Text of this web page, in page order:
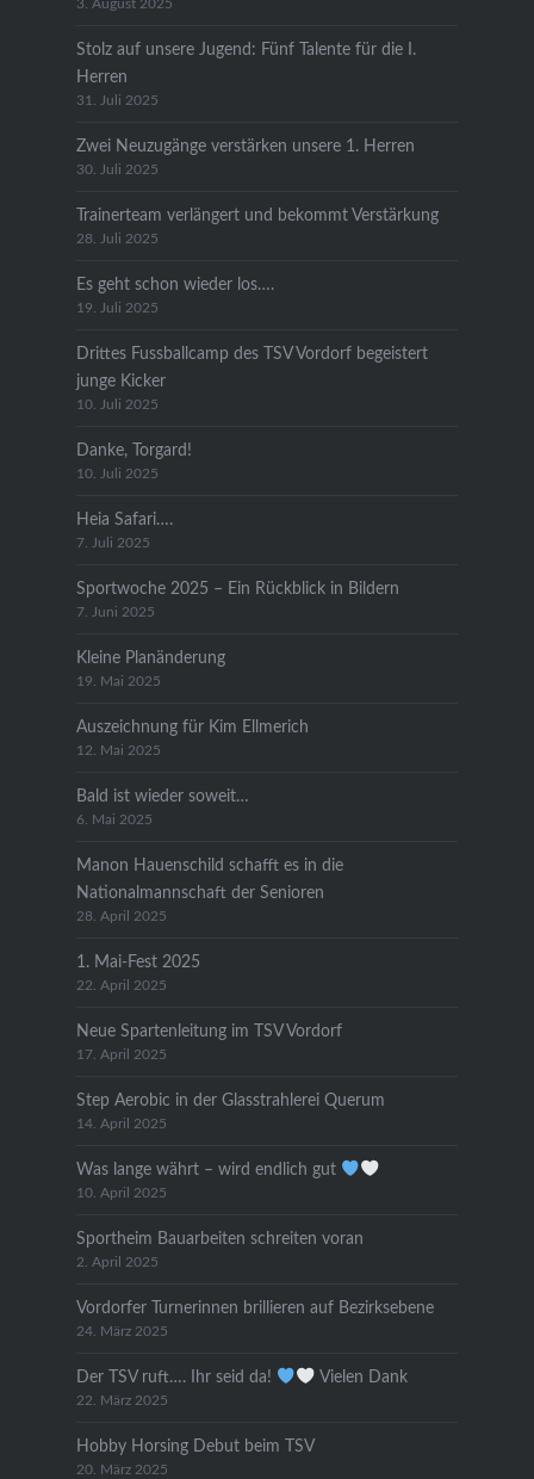
3. August 2025
Stolz auf unsere Jugend: Fünf Talente für die I.
Herren
31. Juli 2025
Zwei Neuzugänge verstärken unsere 1. Herren
30. Juli 2025
Trainerteam verlängert und bekommt Verstärkung
28. Juli 2025
Es geht schon wieder los….
19. Juli 2025
Drittes Fussballcamp des TSV Vordorf begeistert
junge Kicker
10. Juli 2025
Danke, Torgard!
10. Juli 2025
Heia Safari….
7. Juli 2025
Sportwoche 2025 – Ein Rückblick in Bildern
7. Juni 2025
Kleine Planänderung
19. Mai 2025
Auszeichnung für Kim Ellmerich
12. Mai 2025
Bald ist wieder soweit…
6. Mai 2025
Manon Hauenschild schafft es in die
Nationalmannschaft der Senioren
28. April 2025
1. Mai-Fest 2025
22. April 2025
Neue Spartenleitung im TSV Vordorf
17. April 2025
Step Aerobic in der Glasstrahlerei Querum
14. April 2025
Was lange währt – wird endlich gut
10. April 2025
Sportheim Bauarbeiten schreiten voran
2. April 2025
Vordorfer Turnerinnen brillieren auf Bezirksebene
24. März 2025
Der TSV ruft…. Ihr seid da! Vielen Dank
22. März 2025
Hobby Horsing Debut beim TSV
20. März 2025